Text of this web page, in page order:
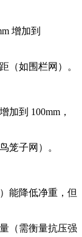
增加到
（如围栏网）。
加到 100mm，
笼子网）。
能降低净重，但
（需衡量抗压强